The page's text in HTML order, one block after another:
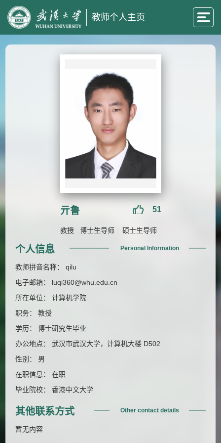
教师个人主页
亓鲁 51
教授 博士生导师 硕士生导师
个人信息 Personal Information
教师拼音名称： qilu
电子邮箱： luqi360@whu.edu.cn
所在单位： 计算机学院
职务： 教授
学历： 博士研究生毕业
办公地点： 武汉市武汉大学，计算机大楼 D502
性别： 男
在职信息： 在职
毕业院校： 香港中文大学
其他联系方式 Other contact details
暂无内容